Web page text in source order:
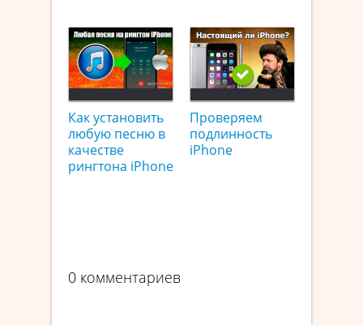
Как установить
любую песню в
качестве
рингтона iPhone
Проверяем
подлинность
iPhone
0 комментариев